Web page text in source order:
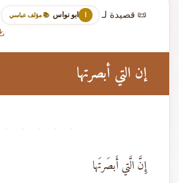
📜 قصيدة لـ ا ابو نواس 📚 مؤلف عباسي
إن التي أبصرتها
· · · · ·
إِنَّ الَّتي أَبصَرتَها